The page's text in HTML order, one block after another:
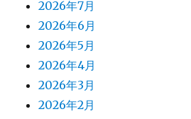
2026年7月
2026年6月
2026年5月
2026年4月
2026年3月
2026年2月